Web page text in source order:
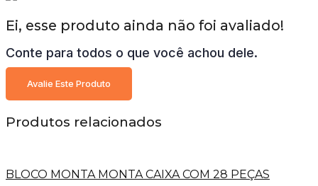
Ei, esse produto ainda não foi avaliado!
Conte para todos o que você achou dele.
Avalie Este Produto
Produtos relacionados
BLOCO MONTA MONTA CAIXA COM 28 PEÇAS